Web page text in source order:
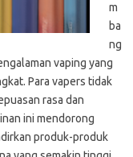
m
ba
ng
vaping yang
Para vapers tidak
rasa dan
ini mendorong
produk-produk